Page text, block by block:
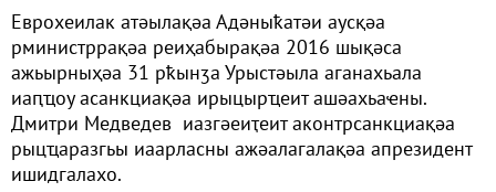
Еврохеилак атәылақәа Адәныҟатәи аусқәа
рминистррақәа реиҳабырақәа 2016 шықәса
ажьырныҳәа 31 рҟынӡа Урыстәыла аганахьала
иаԥҵоу асанкциақәа ирыцырҵеит ашәахьаҽны.
Дмитри Медведев иазгәеиҭеит аконтрсанкциақәа
рыцҵаразгьы иаарласны ажәалагалақәа апрезидент
ишидгалахо.